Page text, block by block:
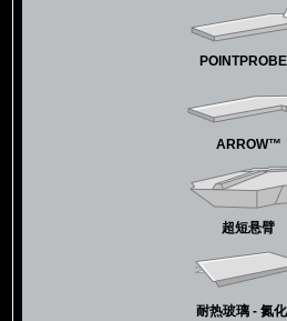
ARROW™
超短悬臂
耐热玻璃 - 氮